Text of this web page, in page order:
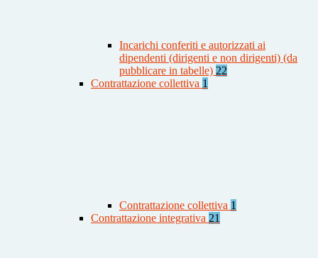
Incarichi conferiti e autorizzati ai
dipendenti (dirigenti e non dirigenti) (da
pubblicare in tabelle) 22
Contrattazione collettiva 1
Contrattazione collettiva 1
Contrattazione integrativa 21